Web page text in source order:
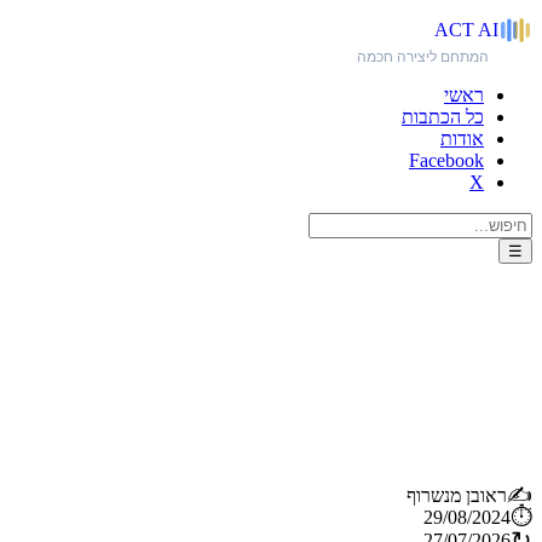
ACT AI
המתחם ליצירה חכמה
ראשי
כל הכתבות
אודות
Facebook
X
☰
✍️ראובן מנשרוף
⏱️
29/08/2024